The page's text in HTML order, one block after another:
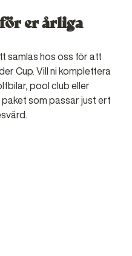
er årliga
samlas hos oss för att
Cup. Vill ni komplettera
pool club eller
som passar just ert